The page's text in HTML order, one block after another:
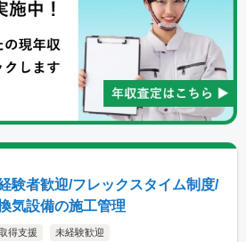
験者歓迎/フレックスタイム制度/
気設備の施工管理
得支援 未経験歓迎